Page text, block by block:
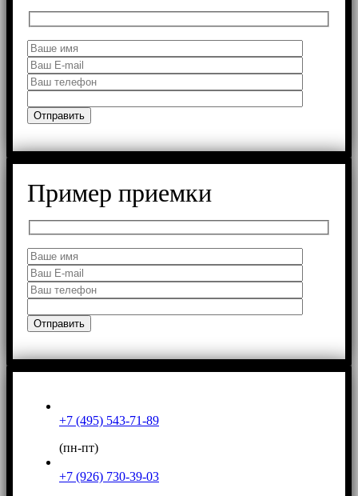
Пример приемки
+7 (495) 543-71-89
(пн-пт)
+7 (926) 730-39-03